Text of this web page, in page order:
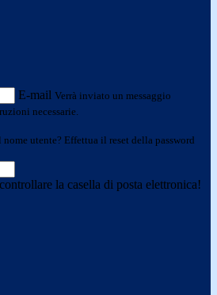
E-mail Verrà inviato un messaggio
necessarie.
utente? Effettua il reset della password
la casella di posta elettronica!